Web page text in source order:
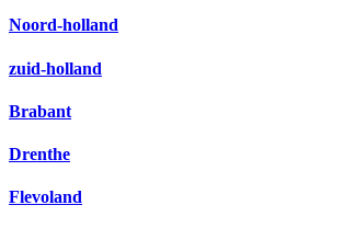
Noord-holland
zuid-holland
Brabant
Drenthe
Flevoland